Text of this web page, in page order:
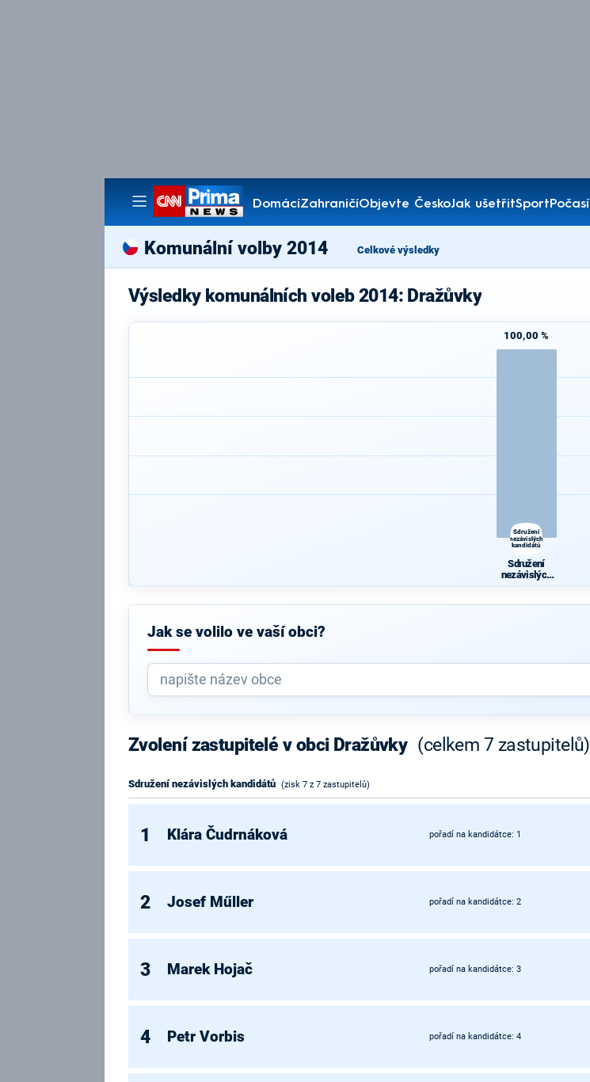
DomácíZahraničíObjevte ČeskoJak ušetřitSportPočasí
Pořady
Komunální volby 2014 Celkové výsledky
Výsledky komunálních voleb 2014: Dražůvky
100,00 %
Sdružení
nezávislých
kandidátů
Sdružení
nezávislých
Jak se volilo ve vaší obci?
Zvolení zastupitelé v obci Dražůvky (celkem 7 zastupitelů)
Sdružení nezávislých kandidátů (zisk 7 z 7 zastupitelů)
1 Klára Čudrnáková pořadí na kandidátce: 1
2 Josef Műller pořadí na kandidátce: 2
3 Marek Hojač pořadí na kandidátce: 3
4 Petr Vorbis pořadí na kandidátce: 4